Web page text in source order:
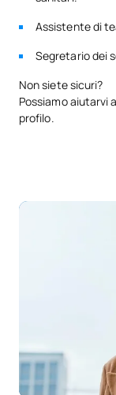
Assistente di
Segretario dei
Non siete sicuri?
Possiamo aiutarvi
profilo.